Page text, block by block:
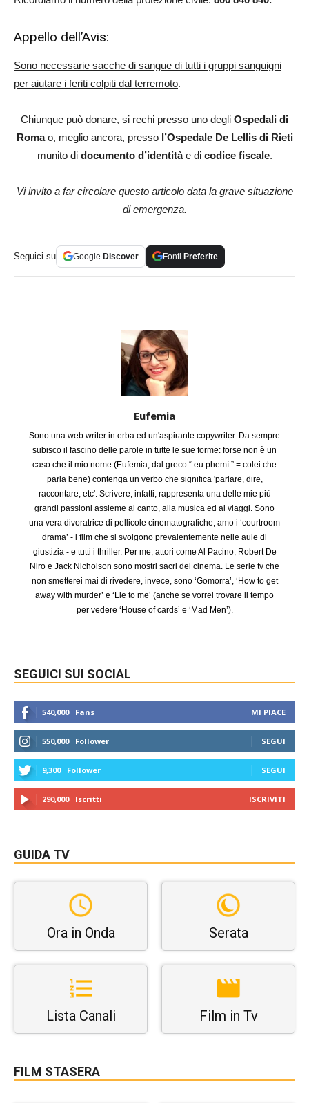
Appello dell’Avis:
Sono necessarie sacche di sangue di tutti i gruppi sanguigni
per aiutare i feriti colpiti dal terremoto.
Chiunque può donare, si rechi presso uno degli Ospedali di
Romao, meglio ancora, presso l’Ospedale De Lellis di Rieti
munito di documento d’identitàe di codice fiscale.
Vi invito a far circolare questo articolo data la grave situazione
di emergenza.
Seguici su Google Discover Fonti Preferite
Eufemia
Sono una web writer in erba ed un'aspirante copywriter. Da sempre
subisco il fascino delle parole in tutte le sue forme: forse non è un
caso che il mio nome (Eufemia, dal greco “ eu phemì ” = colei che
parla bene) contenga un verbo che significa 'parlare, dire,
raccontare, etc'. Scrivere, infatti, rappresenta una delle mie più
grandi passioni assieme al canto, alla musica ed ai viaggi. Sono
una vera divoratrice di pellicole cinematografiche, amo i ‘courtroom
drama’ - i film che si svolgono prevalentemente nelle aule di
giustizia - e tutti i thriller. Per me, attori come Al Pacino, Robert De
Niro e Jack Nicholson sono mostri sacri del cinema. Le serie tv che
non smetterei mai di rivedere, invece, sono ‘Gomorra’, ‘How to get
away with murder’ e ‘Lie to me’ (anche se vorrei trovare il tempo
per vedere ‘House of cards’ e ‘Mad Men’).
SEGUICI SUI SOCIAL
540,000 Fans MI PIACE
550,000 Follower SEGUI
9,300 Follower SEGUI
290,000 Iscritti ISCRIVITI
GUIDA TV
Ora in Onda Serata
Lista Canali Film in Tv
FILM STASERA